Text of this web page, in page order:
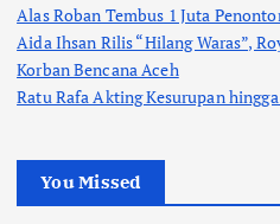
Alas Roban Tembus 1 Juta
Aida Ihsan Rilis “Hilang Waras”,
Korban Bencana Aceh
Ratu Rafa Akting Kesurupan
You Missed